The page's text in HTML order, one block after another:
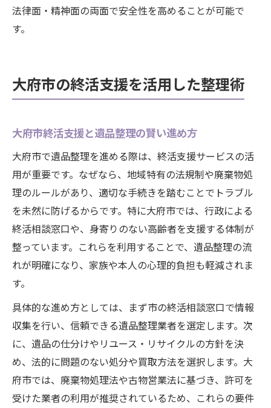
法律面・精神面の両面で安全性を高めることが可能で
す。
大府市の終活支援を活用した整理術
大府市終活支援と遺品整理の賢い進め方
大府市で遺品整理を進める際は、終活支援サービスの活
用が重要です。なぜなら、地域特有の法規制や廃棄物処
理のルールがあり、適切な手続きを踏むことでトラブル
を未然に防げるからです。特に大府市では、行政による
終活相談窓口や、身寄りのない高齢者を支援する体制が
整っています。これらを利用することで、遺品整理の流
れが明確になり、家族や本人の心理的負担も軽減されま
す。
具体的な進め方としては、まず市の終活相談窓口で情報
収集を行い、信頼できる遺品整理業者を選定します。次
に、遺品の仕分けやリユース・リサイクルの方針を決
め、法的に問題のない処分や買取方法を選択します。大
府市では、廃棄物処理法や古物営業法に基づき、許可を
受けた業者の利用が推奨されているため、これらの要件